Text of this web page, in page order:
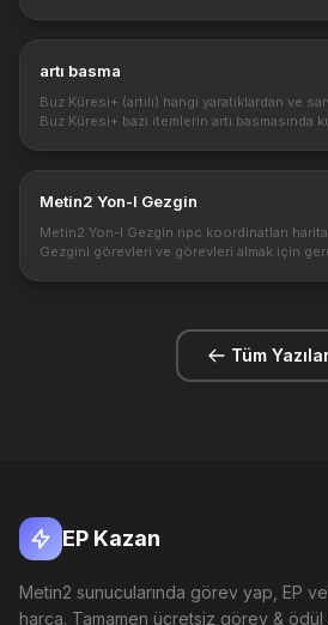
artı basma
Buz Küresi+ (artılı) hangi yaratıklardan ve
Buz Küresi+ bazı itemlerin artı basmasında
Metin2 Yon-I Gezgin
Metin2 Yon-I Gezgin npc koordinatları
Gezgini görevleri ve görevleri almak için
Tüm
EP Kazan
Metin2 sunucularında görev yap, EP
harca. Tamamen ücretsiz görev & ödül